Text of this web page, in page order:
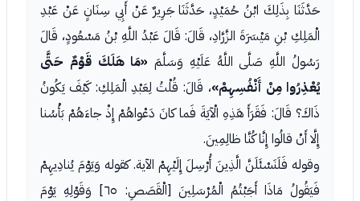
حَدَّثَنَا بِذَلِكَ ابْنُ حُمَيْدٍ، حَدَّثَنَا جَرِيرٌ عَنْ أَبِي سِنَانٍ عَنْ عَبْدِ
الْمَلِكِ بْنِ مَيْسَرَةَ الزَّرَّادِ، قَالَ: قَالَ عَبْدُ اللَّهِ بْنُ مَسْعُودٍ، قَالَ
رَسُولُ اللَّهِ صَلَّى اللَّهُ عَلَيْهِ وَسَلَّمَ «مَا هَلَكَ قَوْمٌ حَتَّى
يُعْذِرُوا مِنْ أَنْفُسِهِمْ»، قَالَ: قُلْتُ لِعَبْدِ الْمَلِكِ: كَيْفَ يَكُونُ
ذَاكَ؟ قَالَ: فَقَرَأَ هَذِهِ الْآيَةَ فَما كانَ دَعْواهُمْ إِذْ جاءَهُمْ بَأْسُنا
إِلَّا أَنْ قالُوا إِنَّا كُنَّا ظالِمِينَ.
وقوله فَلَنَسْئَلَنَّ الَّذِينَ أُرْسِلَ إِلَيْهِمْ الآية. كقوله وَيَوْمَ يُنادِيهِمْ
فَيَقُولُ مَاذَا أَجَبْتُمُ الْمُرْسَلِينَ [الْقَصَصِ: ٦٥] وَقَوْلِهِ يَوْمَ